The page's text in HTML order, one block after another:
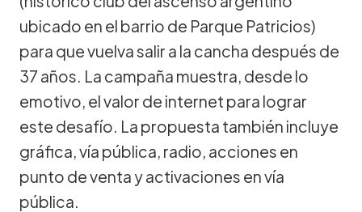
ubicado en el barrio de Parque Patricios)
para que vuelva salir a la cancha después de
37 años. La campaña muestra, desde lo
emotivo, el valor de internet para lograr
este desafío. La propuesta también incluye
gráfica, vía pública, radio, acciones en
punto de venta y activaciones en vía
pública.